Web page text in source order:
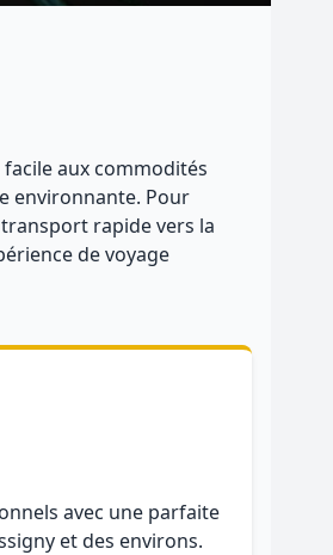
aux commodités
environnante. Pour
rapide vers la
de voyage
avec une parfaite
et des environs.